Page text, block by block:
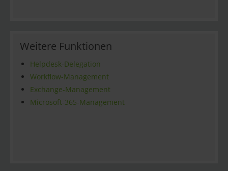
Weitere Funktionen
Helpdesk-Delegation
Workflow-Management
Exchange-Management
Microsoft-365-Management